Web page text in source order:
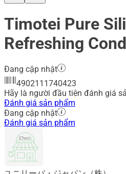
Timotei Pure
Refreshing
Đang cập nhật
4902111740423
Hãy là người đầu tiên đánh giá
Đánh giá sản phẩm
Đang cập nhật
Đánh giá sản phẩm